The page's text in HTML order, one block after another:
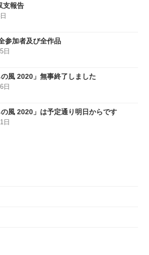
支報告
参加者及び全作品
日
の風 2020」無事終了しました
日
の風 2020」は予定通り明日からです
日